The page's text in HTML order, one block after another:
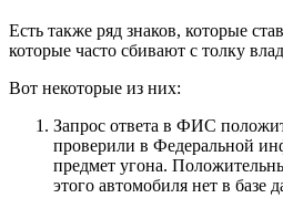
Есть также ряд знаков, которые
которые часто сбивают с толку
Вот некоторые из них:
Запрос ответа в ФИС
проверили в Федеральной
предмет угона.
этого автомобиля нет в базе